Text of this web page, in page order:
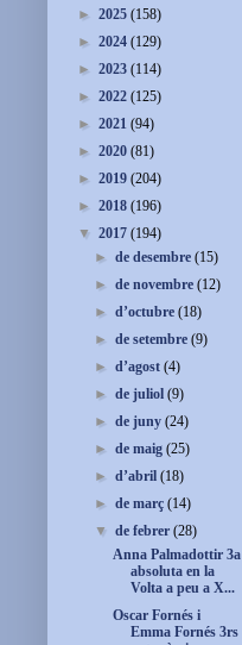
► 2025 (158)
► 2024 (129)
► 2023 (114)
► 2022 (125)
► 2021 (94)
► 2020 (81)
► 2019 (204)
► 2018 (196)
▼ 2017 (194)
►de desembre(15)
►de novembre(12)
►d’octubre(18)
►de setembre(9)
►d’agost(4)
►de juliol(9)
►de juny(24)
►de maig(25)
►d’abril(18)
►de març(14)
▼de febrer(28)
Anna Palmadottir 3a
absoluta en la
Volta a peu a X...
Oscar Fornés i
Emma Fornés 3rs